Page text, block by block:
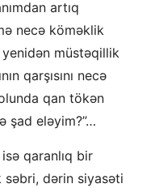
artıq
necə köməklik
müstəqillik
qarşısını necə
qan tökən
şad eləyim?”…
qaranlıq bir
səbri, dərin siyasəti